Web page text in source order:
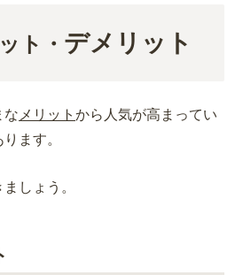
ト・ デメリット
な メリット から人気が高まってい
ります。
しょう。